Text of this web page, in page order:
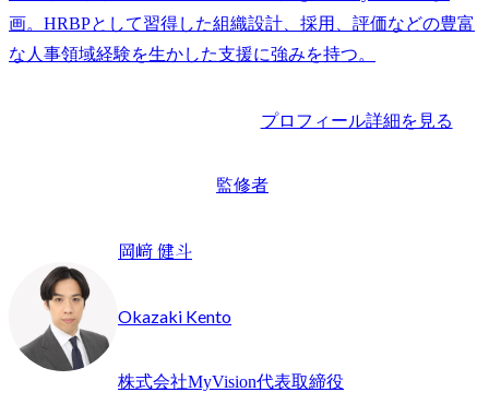
画。HRBPとして習得した組織設計、採用、評価などの豊富
な人事領域経験を生かした支援に強みを持つ。
プロフィール詳細を見る
監修者
岡﨑 健斗
Okazaki Kento
株式会社MyVision代表取締役